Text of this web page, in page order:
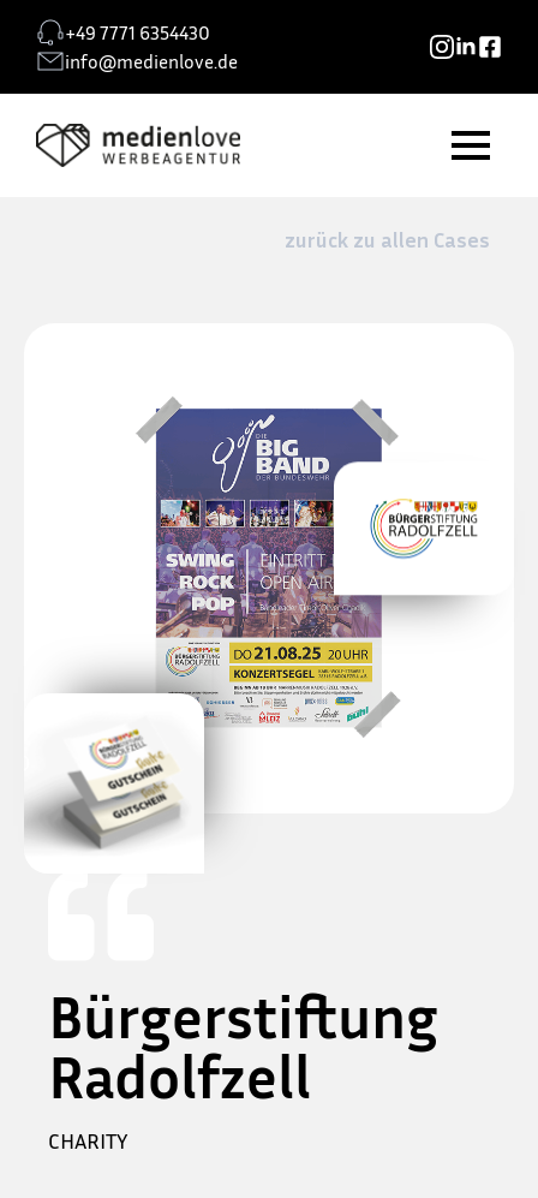
+49 7771 6354430
info@medienlove.de
zurück zu allen Cases
Bürgerstiftung
Radolfzell
CHARITY